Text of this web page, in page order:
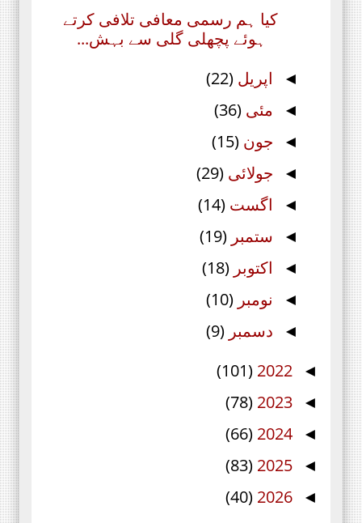
کیا ہم رسمی معافی تلافی کرتے
ہوئے پچھلی گلی سے بہش...
◄ اپریل (22)
◄ مئی (36)
◄ جون (15)
◄ جولائی (29)
◄ اگست (14)
◄ ستمبر (19)
◄ اکتوبر (18)
◄ نومبر (10)
◄ دسمبر (9)
◄
2022
(101)
◄
2023
(78)
◄
2024
(66)
◄
2025
(83)
◄
2026
(40)